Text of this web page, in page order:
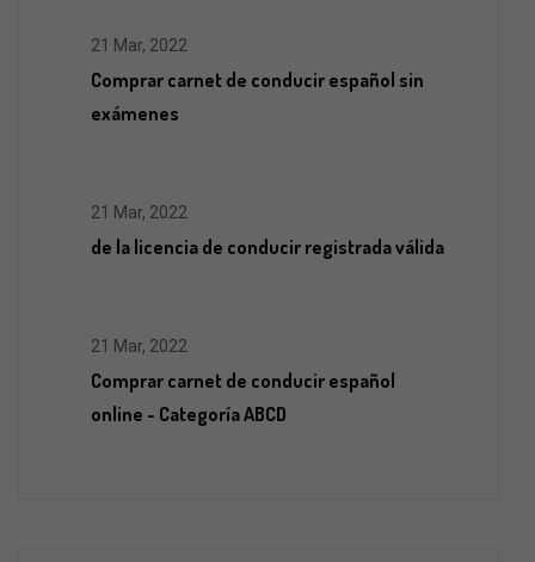
21 Mar, 2022
Comprar carnet de conducir español sin
exámenes
21 Mar, 2022
de la licencia de conducir registrada válida
21 Mar, 2022
Comprar carnet de conducir español
online - Categoría ABCD